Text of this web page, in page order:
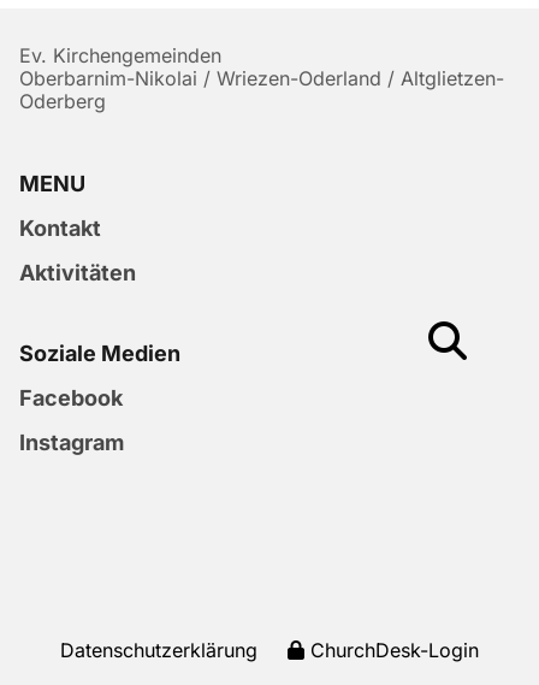
Ev. Kirchengemeinden
Oberbarnim-Nikolai / Wriezen-Oderland / Altglietzen-
Oderberg
MENU
Kontakt
Aktivitäten
Soziale Medien
Facebook
Instagram
Datenschutzerklärung ChurchDesk-Login